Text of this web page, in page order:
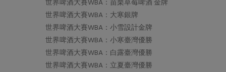
世界啤酒大賽WBA：苗栗草莓啤酒 金牌
世界啤酒大賽WBA：大寒銀牌
世界啤酒大賽WBA：小雪設計金牌
世界啤酒大賽WBA：小寒臺灣優勝
世界啤酒大賽WBA：白露臺灣優勝
世界啤酒大賽WBA：立夏臺灣優勝